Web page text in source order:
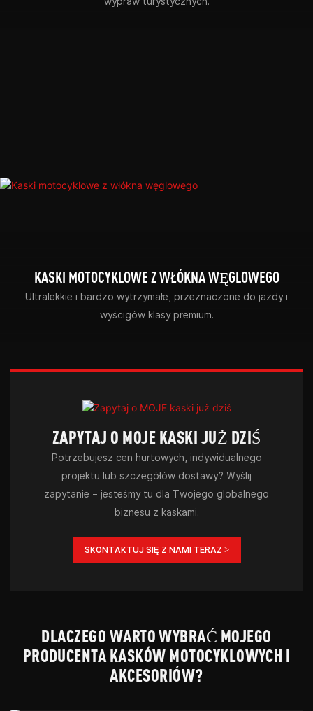
KASKI MOTOCYKLOWE Z WŁÓKNA WĘGLOWEGO
Ultralekkie i bardzo wytrzymałe, przeznaczone do jazdy i
wyścigów klasy premium.
ZAPYTAJ O MOJE KASKI JUŻ DZIŚ
Potrzebujesz cen hurtowych, indywidualnego
projektu lub szczegółów dostawy? Wyślij
zapytanie – jesteśmy tu dla Twojego globalnego
biznesu z kaskami.
SKONTAKTUJ SIĘ Z NAMI TERAZ >
DLACZEGO WARTO WYBRAĆ MOJEGO
PRODUCENTA KASKÓW MOTOCYKLOWYCH I
AKCESORIÓW?